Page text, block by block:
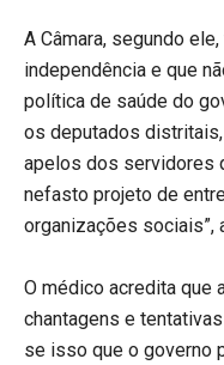
A Câmara, segundo
independência e que
política de saúde do
os deputados
apelos dos servidores
nefasto projeto de
organizações sociais”,
O médico acredita que
chantagens e
se isso que o governo